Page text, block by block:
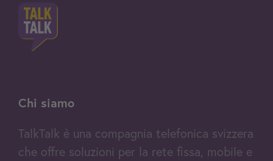
Chi siamo
TalkTalk è una compagnia telefonica svizzera
che offre soluzioni per la rete fissa, mobile e